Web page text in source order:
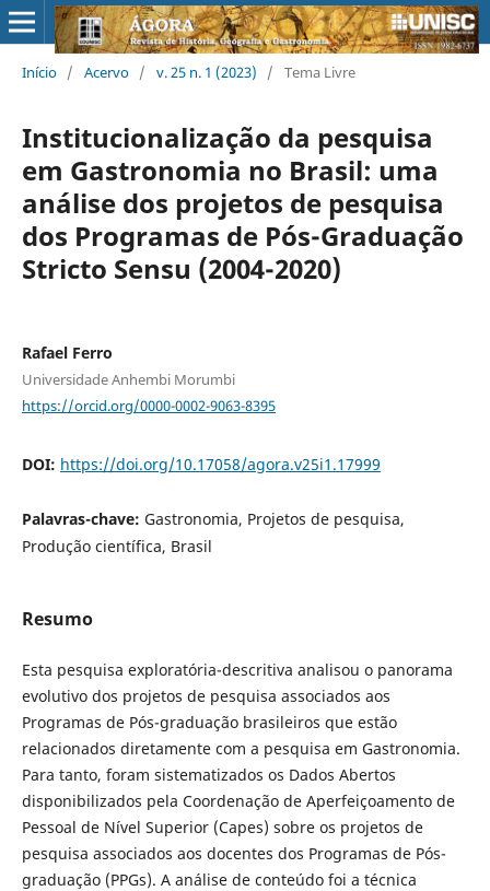
Início / Acervo / v. 25 n. 1 (2023) / Tema Livre
Institucionalização da pesquisa
em Gastronomia no Brasil: uma
análise dos projetos de pesquisa
dos Programas de Pós-Graduação
Stricto Sensu (2004-2020)
Rafael Ferro
Universidade Anhembi Morumbi
https://orcid.org/0000-0002-9063-8395
DOI: https://doi.org/10.17058/agora.v25i1.17999
Palavras-chave: Gastronomia, Projetos de pesquisa,
Produção científica, Brasil
Resumo
Esta pesquisa exploratória-descritiva analisou o panorama
evolutivo dos projetos de pesquisa associados aos
Programas de Pós-graduação brasileiros que estão
relacionados diretamente com a pesquisa em Gastronomia.
Para tanto, foram sistematizados os Dados Abertos
disponibilizados pela Coordenação de Aperfeiçoamento de
Pessoal de Nível Superior (Capes) sobre os projetos de
pesquisa associados aos docentes dos Programas de Pós-
graduação (PPGs). A análise de conteúdo foi a técnica